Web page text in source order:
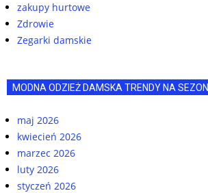
zakupy hurtowe
Zdrowie
Zegarki damskie
MODNA ODZIEŻ DAMSKA TRENDY NA SEZON
maj 2026
kwiecień 2026
marzec 2026
luty 2026
styczeń 2026